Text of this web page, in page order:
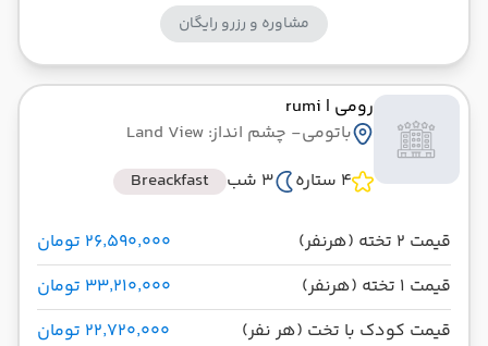
مشاوره و رزرو رایگان
رومی | rumi
باتومی- چشم انداز: Land View
4 ستاره
3 شب Breackfast
قیمت 2 تخته (هرنفر)
۲۶٬۵۹۰٬۰۰۰ تومان
قیمت 1 تخته (هرنفر)
۳۳٬۲۱۰٬۰۰۰ تومان
قیمت کودک با تخت (هر نفر)
۲۲٬۷۲۰٬۰۰۰ تومان